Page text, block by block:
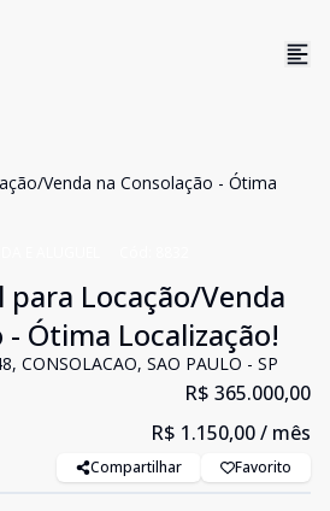
Venda na Consolação - Ótima
para Locação/Venda
- Ótima Localização!
CONSOLACAO, SAO PAULO - SP
R$ 365.000,00
R$ 1.150,00/ mês
Compartilhar Favorito